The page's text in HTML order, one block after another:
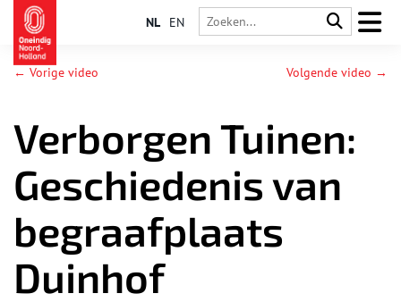
NL EN
← Vorige video Volgende video →
Verborgen Tuinen:
Geschiedenis van
begraafplaats
Duinhof